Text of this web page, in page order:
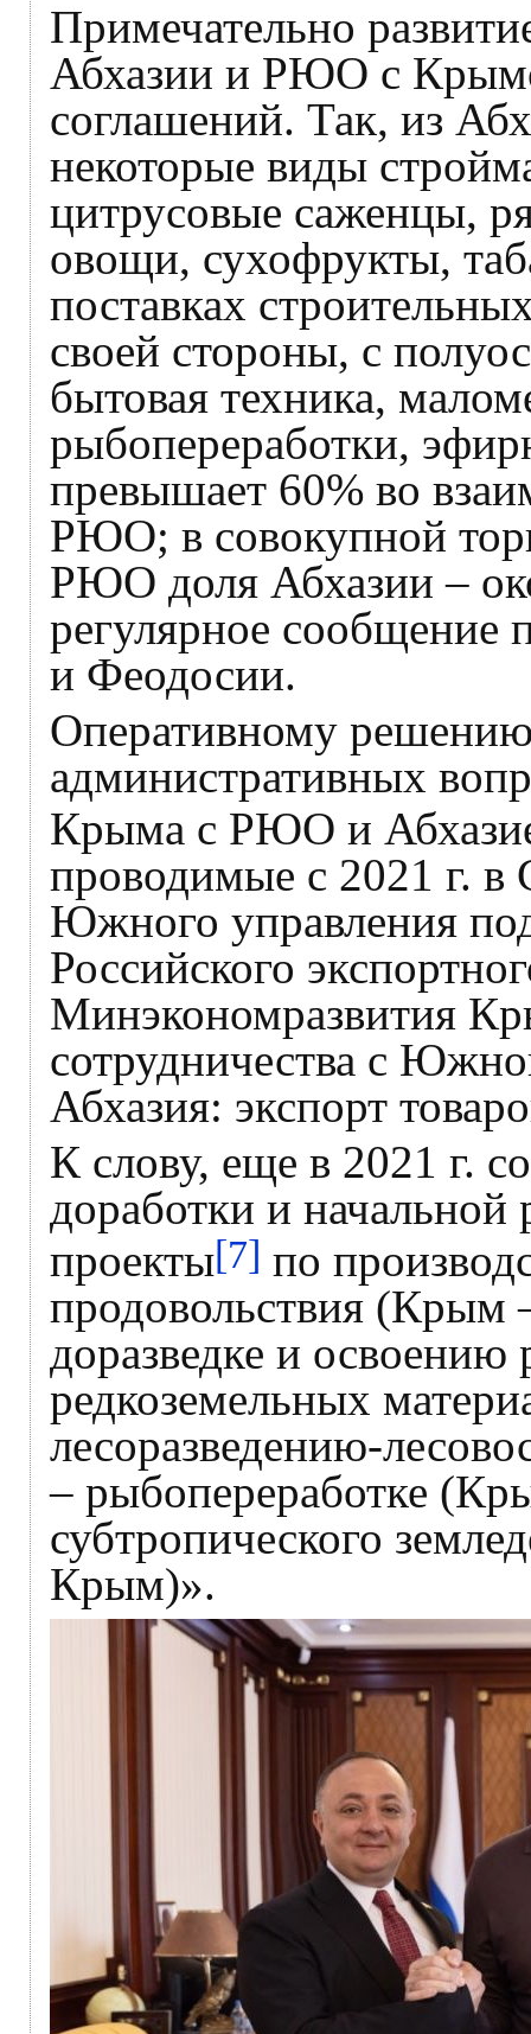
Примечательно
Абхазии и РЮО с
соглашений. Так, из
некоторые виды
цитрусовые саженцы,
овощи, сухофрукты,
поставках
своей стороны, с
бытовая техника,
рыбопереработки,
превышает 60% во
РЮО; в совокупной
РЮО доля Абхазии –
регулярное сообщение
и Феодосии.
Оперативному
административных
Крыма с РЮО и
проводимые с 2021 г. в
Южного управления
Российского
Минэкономразвития
сотрудничества с
Абхазия: экспорт
К слову, еще в 2021 г.
доработки и начальной
проекты[7] по
продовольствия
доразведке и
редкоземельных
лесоразведению-
– рыбопереработке
субтропического
Крым)».